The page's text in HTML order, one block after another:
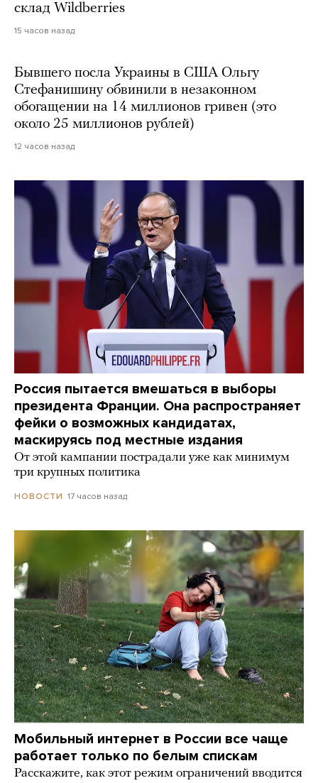
склад Wildberries
15 часов назад
Бывшего посла Украины в США Ольгу
Стефанишину обвинили в незаконном
обогащении на 14 миллионов гривен (это
около 25 миллионов рублей)
12 часов назад
Россия пытается вмешаться в выборы
президента Франции. Она распространяет
фейки о возможных кандидатах,
маскируясь под местные издания
От этой кампании пострадали уже как минимум
три крупных политика
НОВОСТИ 17 часов назад
Мобильный интернет в России все чаще
работает только по белым спискам
Расскажите, как этот режим ограничений вводится